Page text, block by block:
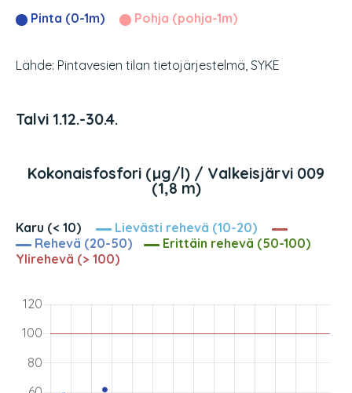
Pinta (0-1m) Pohja (pohja-1m)
Lähde: Pintavesien tilan tietojärjestelmä, SYKE
Talvi 1.12.-30.4.
Kokonaisfosfori (µg/l) / Valkeisjärvi 009
(1,8 m)
Karu (< 10)
Lievästi rehevä (10-20)
Rehevä (20-50)
Erittäin rehevä (50-100)
Ylirehevä (> 100)